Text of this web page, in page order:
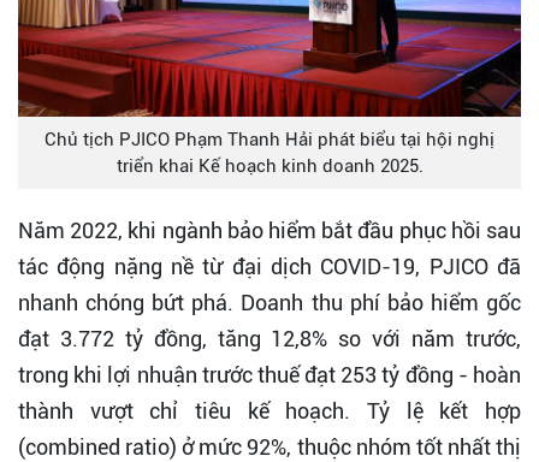
Chủ tịch PJICO Phạm Thanh Hải phát biểu tại hội nghị
triển khai Kế hoạch kinh doanh 2025.
Năm 2022, khi ngành bảo hiểm bắt đầu phục hồi sau
tác động nặng nề từ đại dịch COVID-19, PJICO đã
nhanh chóng bứt phá. Doanh thu phí bảo hiểm gốc
đạt 3.772 tỷ đồng, tăng 12,8% so với năm trước,
trong khi lợi nhuận trước thuế đạt 253 tỷ đồng - hoàn
thành vượt chỉ tiêu kế hoạch. Tỷ lệ kết hợp
(combined ratio) ở mức 92%, thuộc nhóm tốt nhất thị